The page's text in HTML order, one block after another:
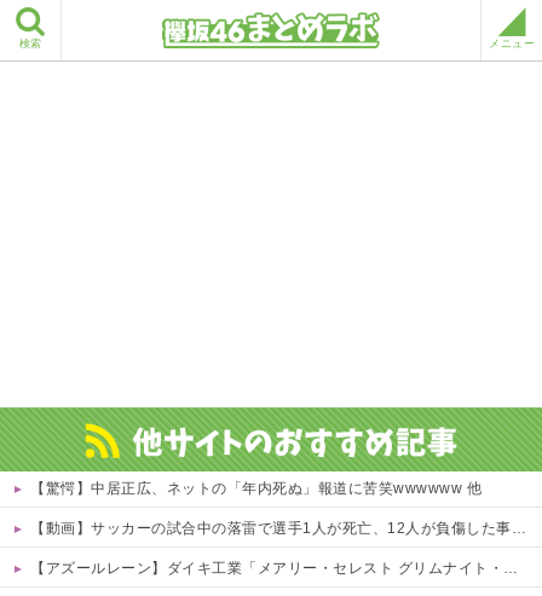
検索 メニュー
【驚愕】中居正広、ネットの「年内死ぬ」報道に苦笑wwwwww 他
【動画】サッカーの試合中の落雷で選手1人が死亡、12人が負傷した事故。
【アズールレーン】ダイキ工業「メアリー・セレスト グリムナイト・リーパー」フィギュア【10日予約開始】